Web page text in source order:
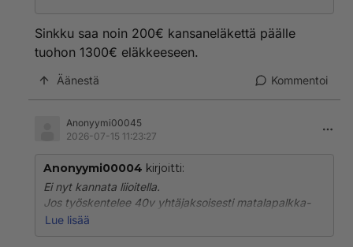
Sinkku saa noin 200€ kansaneläkettä päälle
tuohon 1300€ eläkkeeseen.
Äänestä Kommentoi
Anonyymi00045
2026-07-15 11:23:27
Anonyymi00004 kirjoitti:
Ei nyt kannata liioitella.
Jos työskentelee 40v yhtäjaksoisesti matalapalkka-
alalla niin saa kuitenkin eläkettä joku 1300€ brutto.
Lue lisää